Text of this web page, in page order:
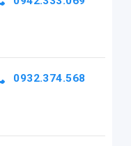
0932.374.568